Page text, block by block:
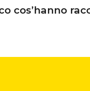
cos’hanno